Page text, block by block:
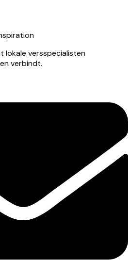
lokale versspecialisten
verbindt.